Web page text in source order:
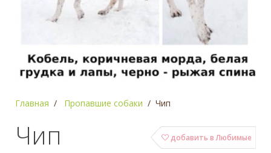
Главная Пропавшие собаки Чип
добавить в Любимые
Чип